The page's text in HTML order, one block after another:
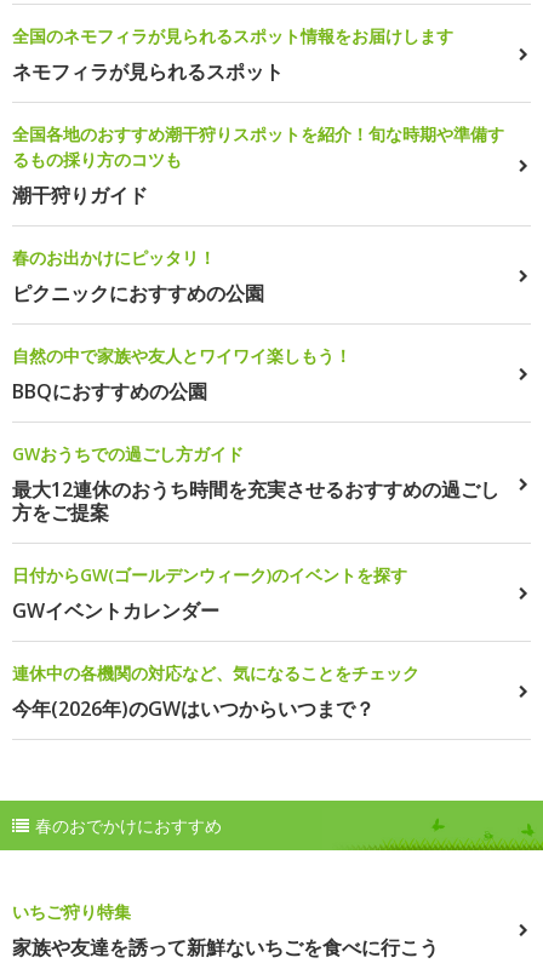
全国のネモフィラが見られるスポット情報をお届けします
ネモフィラが見られるスポット
全国各地のおすすめ潮干狩りスポットを紹介！旬な時期や準備す
るもの採り方のコツも
潮干狩りガイド
春のお出かけにピッタリ！
ピクニックにおすすめの公園
自然の中で家族や友人とワイワイ楽しもう！
BBQにおすすめの公園
GWおうちでの過ごし方ガイド
最大12連休のおうち時間を充実させるおすすめの過ごし
方をご提案
日付からGW(ゴールデンウィーク)のイベントを探す
GWイベントカレンダー
連休中の各機関の対応など、気になることをチェック
今年(2026年)のGWはいつからいつまで？
春のおでかけにおすすめ
いちご狩り特集
家族や友達を誘って新鮮ないちごを食べに行こう